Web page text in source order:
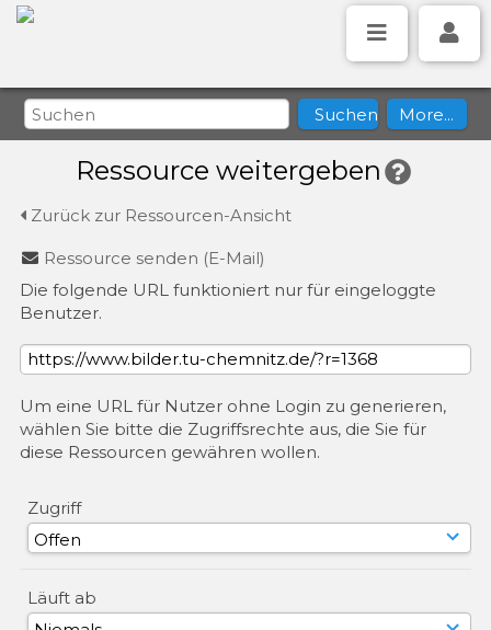
Ressource weitergeben
Zurück zur Ressourcen-Ansicht
Ressource senden (E-Mail)
Die folgende URL funktioniert nur für eingeloggte
Benutzer.
Um eine URL für Nutzer ohne Login zu generieren,
wählen Sie bitte die Zugriffsrechte aus, die Sie für
diese Ressourcen gewähren wollen.
Zugriff
Läuft ab